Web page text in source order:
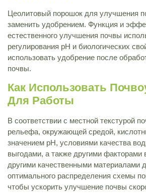
Цеолитовый порошок для улучшения
заменить удобрением. Функция и
естественного улучшения почвы
регулирования pH и биологических
использовать удобрение после
почвы.
Как Использовать
Для Работы
В соответствии с местной текстурой
рельефа, окружающей средой,
значением pH, условиями качества
выгодами, а также другими факторами
другими качественными материалами
оптимального распределения схемы
чтобы ускорить улучшение почвы